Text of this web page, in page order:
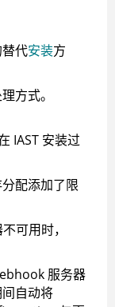
代安装方
方式。
IAST 安装过
配添加了限
可用时，
服务器
自动将